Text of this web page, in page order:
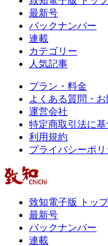
最新号
バックナンバー
連載
カテゴリー
人気記事
プラン・料金
よくある質問・
運営会社
特定商取引法に
利用規約
プライバシーポリ
致知電子版 トップ
最新号
バックナンバー
連載